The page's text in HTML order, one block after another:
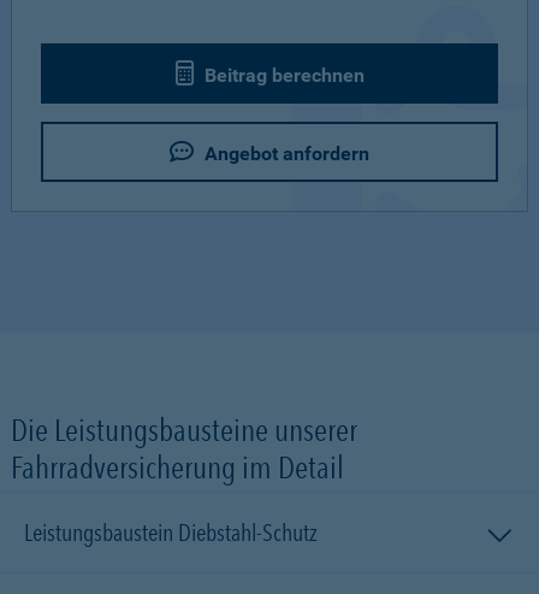
Beitrag berechnen
Angebot anfordern
Die Leistungsbausteine unserer
Fahrradversicherung im Detail
Leistungsbaustein Diebstahl-Schutz